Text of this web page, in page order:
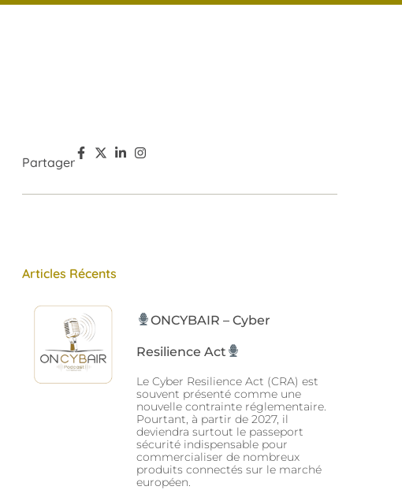
Partager
Articles Récents
ONCYBAIR – Cyber
Resilience Act
Le Cyber Resilience Act (CRA) est
souvent présenté comme une
nouvelle contrainte réglementaire.
Pourtant, à partir de 2027, il
deviendra surtout le passeport
sécurité indispensable pour
commercialiser de nombreux
produits connectés sur le marché
européen.